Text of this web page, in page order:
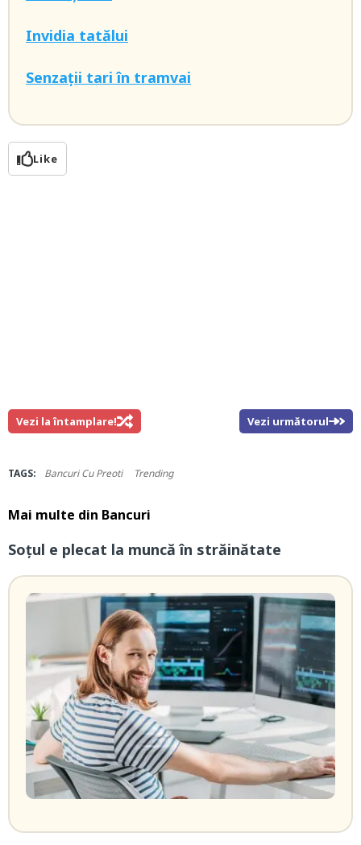
Invidia tatălui
Senzații tari în tramvai
Like
Vezi la întamplare! Vezi următorul
TAGS: Bancuri Cu Preoti Trending
Mai multe din Bancuri
Soțul e plecat la muncă în străinătate